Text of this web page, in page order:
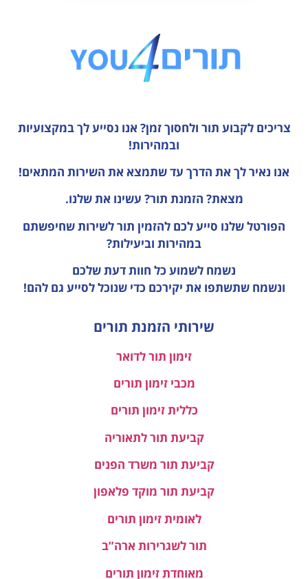
צריכים לקבוע תור ולחסוך זמן? אנו נסייע לך במקצועיות
ובמהירות!
אנו נאיר לך את הדרך עד שתמצא את השירות המתאים!
מצאת? הזמנת תור? עשינו את שלנו.
הפורטל שלנו סייע לכם להזמין תור לשירות שחיפשתם
במהירות וביעילות?
נשמח לשמוע כל חוות דעתשלכם
ונשמח שתשתפו את יקירכם כדי שנוכל לסייע גם להם!
שירותי הזמנת תורים
זימון תור לדואר
מכבי זימון תורים
כללית זימון תורים
קביעת תור לתאוריה
קביעת תור משרד הפנים
קביעת תור מוקד פלאפון
לאומית זימון תורים
תור לשגרירות ארה”ב
מאוחדת זימון תורים